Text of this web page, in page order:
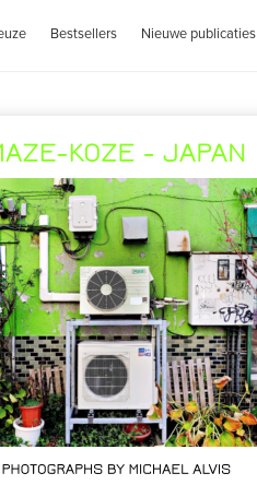
Bestsellers Nieuwe publicaties